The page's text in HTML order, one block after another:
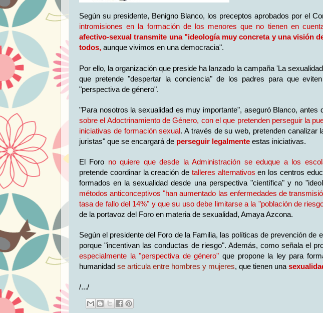
Según su presidente, Benigno Blanco, los preceptos aprobados por el
intromisiones en la formación de los menores que no tienen en
afectivo-sexual transmite una "ideología muy concreta y una visión
todos, aunque vivimos en una democracia".
Por ello, la organización que preside ha lanzado la campaña 'La
que pretende "despertar la conciencia" de los padres para que
"perspectiva de género".
"Para nosotros la sexualidad es muy importante", aseguró Blanco, antes
sobre el Adoctrinamiento de Género, con el que pretenden perseguir la
iniciativas de formación sexual. A través de su web, pretenden canalizar
juristas" que se encargará de perseguir legalmente estas iniciativas.
El Foro no quiere que desde la Administración se eduque a los
pretende coordinar la creación de talleres alternativosen los centros
formados en la sexualidad desde una perspectiva "científica" y no
métodos anticonceptivos "han aumentado las enfermedades de
tasa de fallo del 14%" y que su uso debe limitarse a la "población de
de la portavoz del Foro en materia de sexualidad, Amaya Azcona.
Según el presidente del Foro de la Familia, las políticas de prevención de
porque "incentivan las conductas de riesgo". Además, como señala el
especialmente la "perspectiva de género" que propone la ley para
humanidad se articula entre hombres y mujeres, que tienen una
/.../